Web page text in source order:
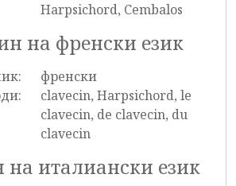
Harpsichord, Cembalos
на френски език
френски
clavecin, Harpsichord, le
clavecin, de clavecin, du
clavecin
на италиански език